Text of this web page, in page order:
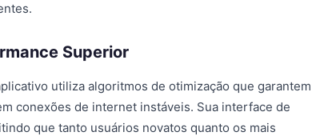
Superior
utiliza algoritmos de otimização que garantem
conexões de internet instáveis. Sua interface de
que tanto usuários novatos quanto os mais